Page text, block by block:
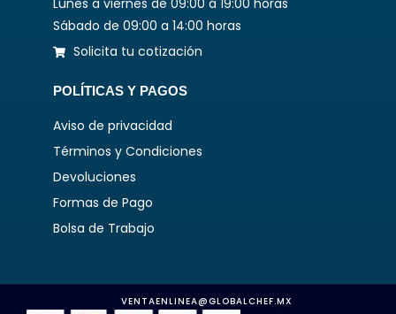
Lunes a viernes de 09:00 a 19:00 horas
Sábado de 09:00 a 14:00 horas
Solicita tu cotización
POLÍTICAS Y PAGOS
Aviso de privacidad
Términos y Condiciones
Devoluciones
Formas de Pago
Bolsa de Trabajo
VENTAENLINEA@GLOBALCHEF.MX